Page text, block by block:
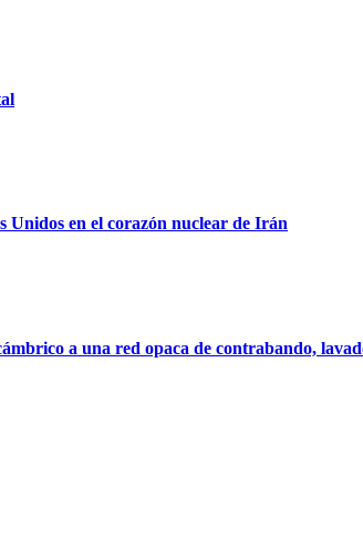
Unidos en el corazón nuclear de Irán
a una red opaca de contrabando,